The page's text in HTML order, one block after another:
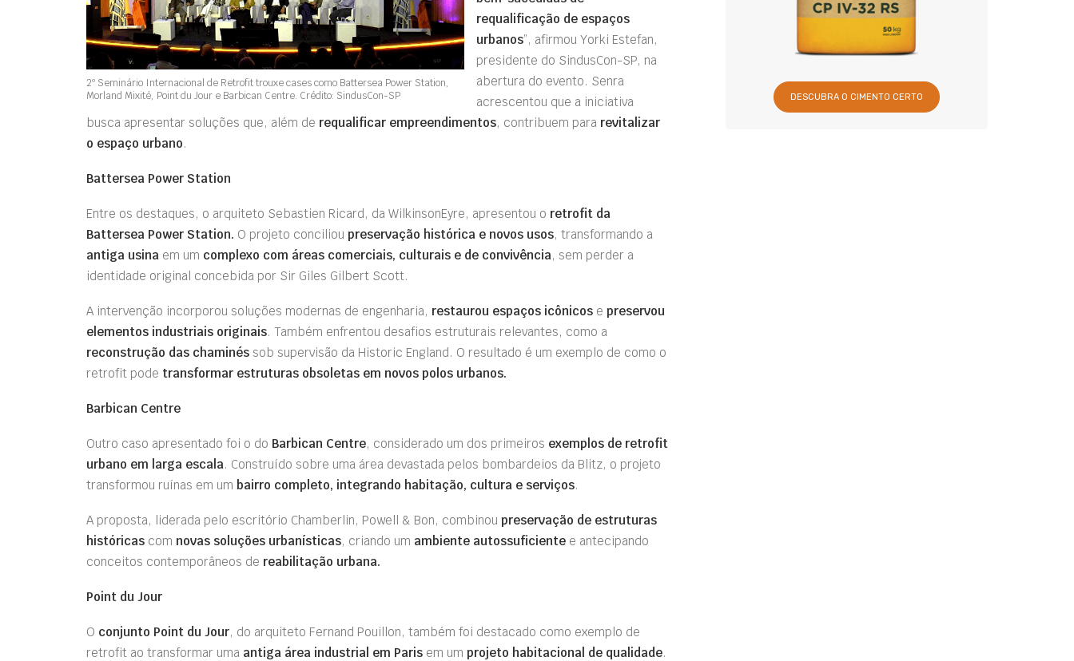
2º Seminário Internacional de Retrofit trouxe cases como Battersea Power Station,
Morland Mixité, Point du Jour e Barbican Centre. Crédito: SindusCon-SP
requalificação de espaços
urbanos”, afirmou Yorki Estefan,
presidente do SindusCon-SP, na
abertura do evento. Senra
acrescentou que a iniciativa
busca apresentar soluções que, além de requalificar empreendimentos, contribuem para revitalizar
o espaço urbano.
Battersea Power Station
Entre os destaques, o arquiteto Sebastien Ricard, da WilkinsonEyre, apresentou o retrofit da
Battersea Power Station. O projeto conciliou preservação histórica e novos usos, transformando a
antiga usina em um complexo com áreas comerciais, culturais e de convivência, sem perder a
identidade original concebida por Sir Giles Gilbert Scott.
A intervenção incorporou soluções modernas de engenharia, restaurou espaços icônicos e preservou
elementos industriais originais. Também enfrentou desafios estruturais relevantes, como a
reconstrução das chaminés sob supervisão da Historic England. O resultado é um exemplo de como o
retrofit pode transformar estruturas obsoletas em novos polos urbanos.
Barbican Centre
Outro caso apresentado foi o do Barbican Centre, considerado um dos primeiros exemplos de retrofit
urbano em larga escala. Construído sobre uma área devastada pelos bombardeios da Blitz, o projeto
transformou ruínas em um bairro completo, integrando habitação, cultura e serviços.
A proposta, liderada pelo escritório Chamberlin, Powell & Bon, combinou preservação de estruturas
históricas com novas soluções urbanísticas, criando um ambiente autossuficiente e antecipando
conceitos contemporâneos de reabilitação urbana.
Point du Jour
O conjunto Point du Jour, do arquiteto Fernand Pouillon, também foi destacado como exemplo de
retrofit ao transformar uma antiga área industrial em Paris em um projeto habitacional de qualidade.
DESCUBRA O CIMENTO CERTO